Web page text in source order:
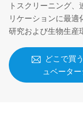
トスクリーニング
リケーションに最適
研究および生物生産
 どこで買
ュベーター